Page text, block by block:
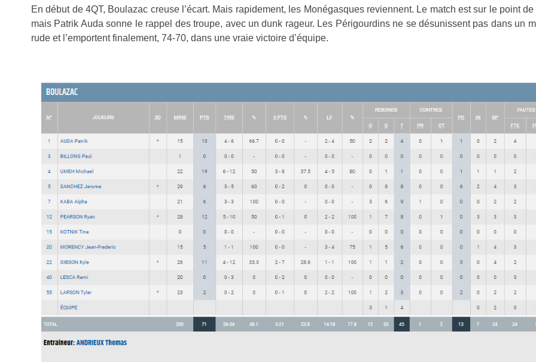
En début de 4QT, Boulazac creuse l’écart. Mais rapidement, les Monégasques reviennent. Le match est sur le point
mais Patrik Auda sonne le rappel des troupe, avec un dunk rageur. Les Périgourdins ne se désunissent pas dans un
rude et l’emportent finalement, 74-70, dans une vraie victoire d’équipe.